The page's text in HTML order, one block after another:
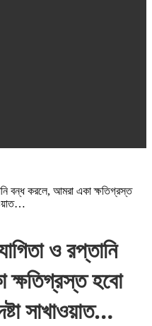
বন্ধ করলে, আমরা একা ক্ষতিগ্রস্ত
ও রপ্তানি
হবো
সাখাওয়াত…